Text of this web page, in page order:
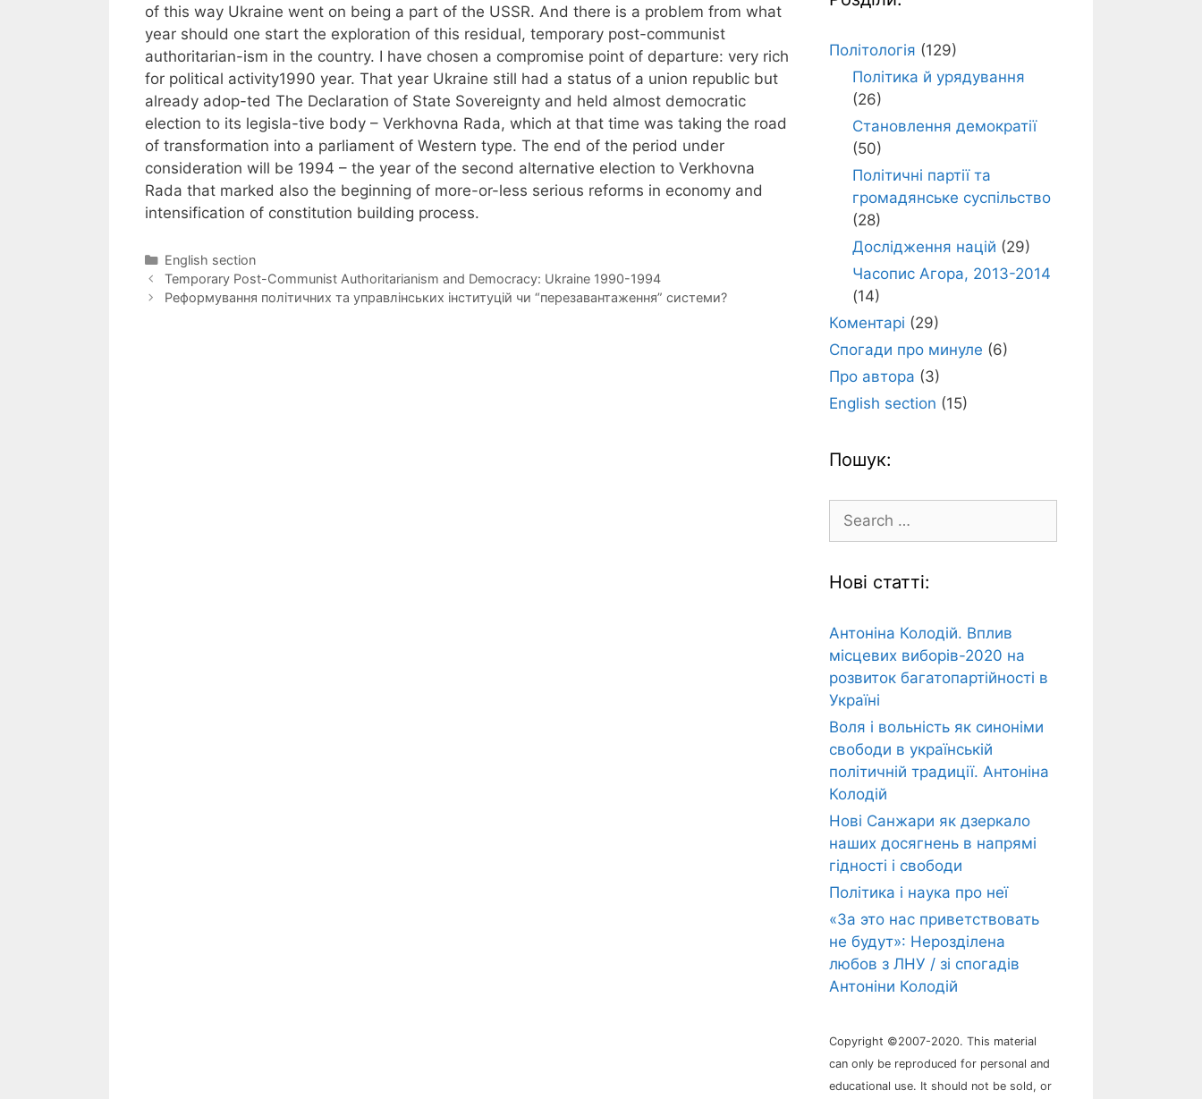
of this way Ukraine went on being a part of the USSR. And there is a problem from what
year should one start the exploration of this residual, temporary post-communist
authoritarian-ism in the country. I have chosen a compromise point of departure: very rich
for political activity1990 year. That year Ukraine still had a status of a union republic but
already adop-ted The Declaration of State Sovereignty and held almost democratic
election to its legisla-tive body – Verkhovna Rada, which at that time was taking the road
of transformation into a parliament of Western type. The end of the period under
consideration will be 1994 – the year of the second alternative election to Verkhovna
Rada that marked also the beginning of more-or-less serious reforms in economy and
intensification of constitution building process.
Categories
English section
Temporary Post-Communist Authoritarianism and Democracy: Ukraine 1990-1994
Реформування політичних та управлінських інституцій чи “перезавантаження” системи?
Політологія (129)
Політика й урядування
(26)
Становлення демократії
(50)
Політичні партії та
громадянське суспільство
(28)
Дослідження націй (29)
Часопис Агора, 2013-2014
(14)
Коментарі (29)
Спогади про минуле (6)
Про автора (3)
English section (15)
Пошук:
Search
for:
Нові статті:
Антоніна Колодій. Вплив
місцевих виборів-2020 на
розвиток багатопартійності в
Україні
Воля і вольність як синоніми
свободи в українській
політичній традиції. Антоніна
Колодій
Нові Санжари як дзеркало
наших досягнень в напрямі
гідності і свободи
Політика і наука про неї
«За это нас приветствовать
не будут»: Нерозділена
любов з ЛНУ / зі спогадів
Антоніни Колодій
Copyright ©2007-2020. This material
can only be reproduced for personal and
educational use. It should not be sold, or